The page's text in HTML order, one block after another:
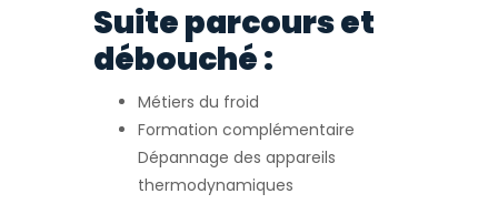
Suite parcours et
débouché :
Métiers du froid
Formation complémentaire
Dépannage des appareils
thermodynamiques